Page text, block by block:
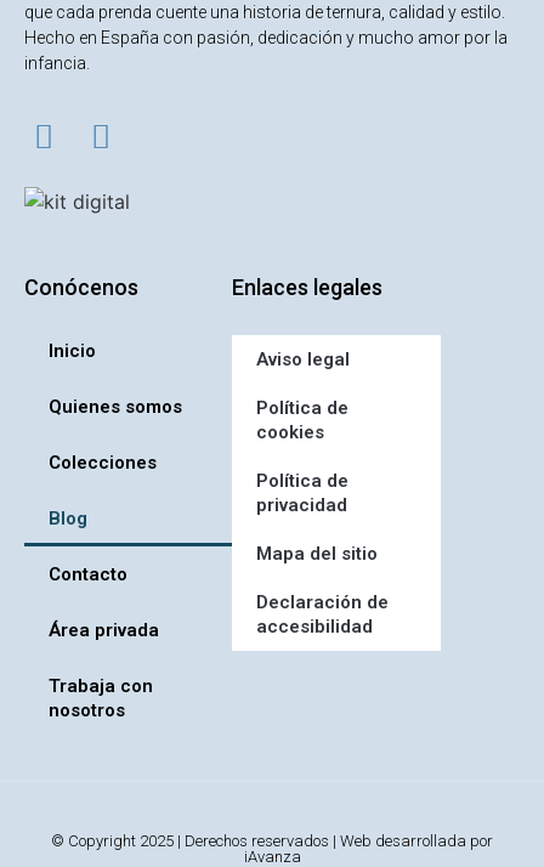
que cada prenda cuente una historia de ternura, calidad y estilo.
Hecho en España con pasión, dedicación y mucho amor por la
infancia.
Conócenos
Inicio
Quienes somos
Colecciones
Blog
Contacto
Área privada
Trabaja con
nosotros
Enlaces legales
Aviso legal
Política de
cookies
Política de
privacidad
Mapa del sitio
Declaración de
accesibilidad
© Copyright 2025 | Derechos reservados | Web desarrollada por
iAvanza